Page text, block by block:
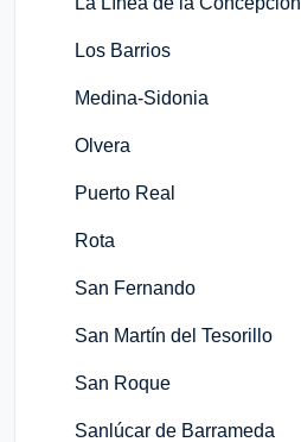
Los Barrios
Medina-Sidonia
Olvera
Puerto Real
Rota
San Fernando
San Martín del Tesorillo
San Roque
Sanlúcar de Barrameda